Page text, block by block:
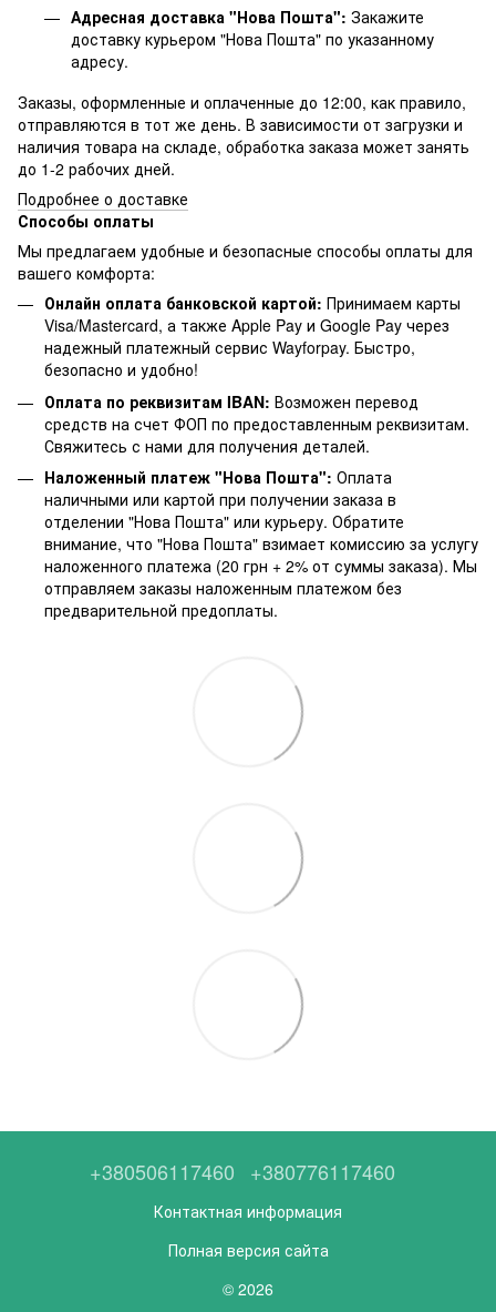
Адресная доставка "Нова Пошта": Закажите
доставку курьером "Нова Пошта" по указанному
адресу.
Заказы, оформленные и оплаченные до 12:00, как правило,
отправляются в тот же день. В зависимости от загрузки и
наличия товара на складе, обработка заказа может занять
до 1-2 рабочих дней.
Подробнее о доставке
Способы оплаты
Мы предлагаем удобные и безопасные способы оплаты для
вашего комфорта:
Онлайн оплата банковской картой: Принимаем карты
Visa/Mastercard, а также Apple Pay и Google Pay через
надежный платежный сервис Wayforpay. Быстро,
безопасно и удобно!
Оплата по реквизитам IBAN: Возможен перевод
средств на счет ФОП по предоставленным реквизитам.
Свяжитесь с нами для получения деталей.
Наложенный платеж "Нова Пошта": Оплата
наличными или картой при получении заказа в
отделении "Нова Пошта" или курьеру. Обратите
внимание, что "Нова Пошта" взимает комиссию за услугу
наложенного платежа (20 грн + 2% от суммы заказа). Мы
отправляем заказы наложенным платежом без
предварительной предоплаты.
+380506117460 +380776117460
Контактная информация
Полная версия сайта
© 2026